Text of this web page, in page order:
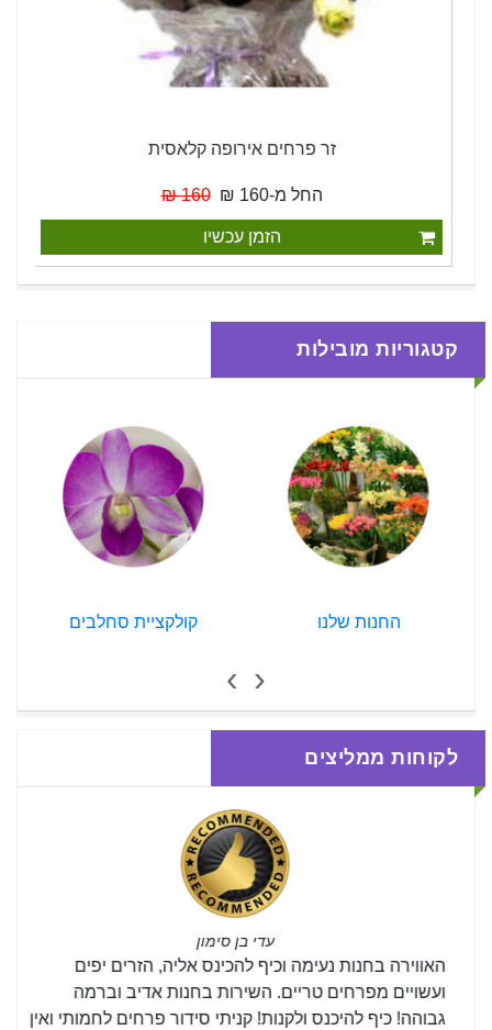
זר פרחים אירופה קלאסית
החל מ-160 ₪ 160 ₪
הזמן עכשיו
קטגוריות מובילות
החנות שלנו קולקציית סחלבים
‹
›
לקוחות ממליצים
עדי בן סימון
האווירה בחנות נעימה וכיף להכינס אליה, הזרים יפים
ועשויים מפרחים טריים. השירות בחנות אדיב וברמה
גבוהה! כיף להיכנס ולקנות! קניתי סידור פרחים לחמותי ואין